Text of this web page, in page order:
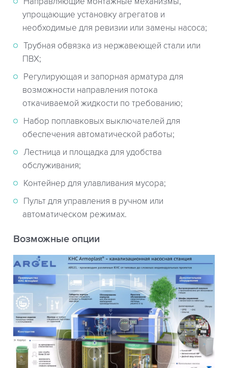
упрощающие установку агрегатов и
необходимые для ревизии или замены насоса;
Трубная обвязка из нержавеющей стали или
ПВХ;
Регулирующая и запорная арматура для
возможности направления потока
откачиваемой жидкости по требованию;
Набор поплавковых выключателей для
обеспечения автоматической работы;
Лестница и площадка для удобства
обслуживания;
Контейнер для улавливания мусора;
Пульт для управления в ручном или
автоматическом режимах.
Возможные опции